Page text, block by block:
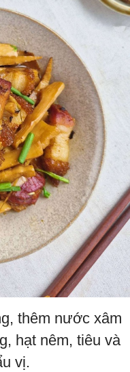
thêm nước xâm
hạt nêm, tiêu và
vị.